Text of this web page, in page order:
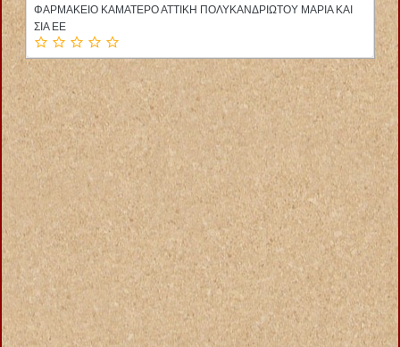
ΦΑΡΜΑΚΕΙΟ ΚΑΜΑΤΕΡΟ ΑΤΤΙΚΗ ΠΟΛΥΚΑΝΔΡΙΩΤΟΥ ΜΑΡΙΑ ΚΑΙ
ΣΙΑ ΕΕ